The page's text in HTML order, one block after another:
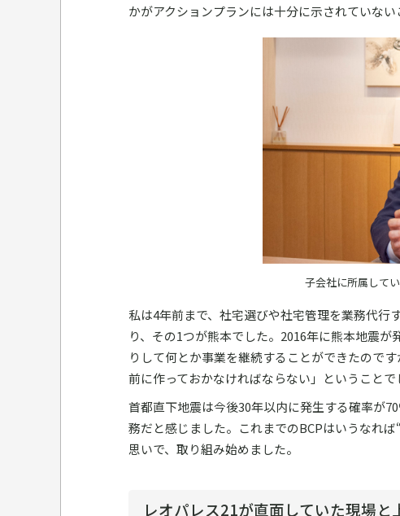
かがアクションプランには十分に示されていない
子会社に所属して
私は4年前まで、社宅選びや社宅管理を業務代
り、その1つが熊本でした。2016年に熊本地震
りして何とか事業を継続することができたので
前に作っておかなければならない」ということで
首都直下地震は今後30年以内に発生する確率が
務だと感じました。これまでのBCPはいうなれ
思いで、取り組み始めました。
レオパレス21が直面していた現場と